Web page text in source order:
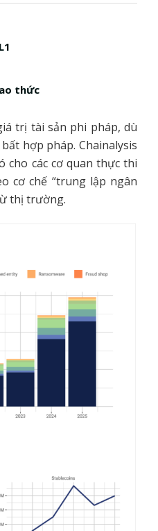
thức
trị tài sản phi pháp, dù
hợp pháp. Chainalysis
cho các cơ quan thực thi
cơ chế “trung lập ngân
thị trường.